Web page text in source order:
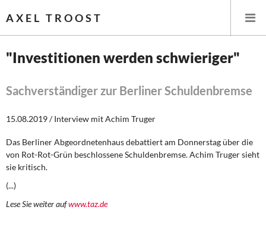
AXEL TROOST
Leitlinien linker Wirtschafts- und Finanzpolitik
Wirtschaftspolitik
"Investitionen werden schwieriger"
Sachverständiger zur Berliner Schuldenbremse
15.08.2019 / Interview mit Achim Truger
Das Berliner Abgeordnetenhaus debattiert am Donnerstag über die
von Rot-Rot-Grün beschlossene Schuldenbremse. Achim Truger sieht
sie kritisch.
(...)
Lese Sie weiter aufwww.taz.de